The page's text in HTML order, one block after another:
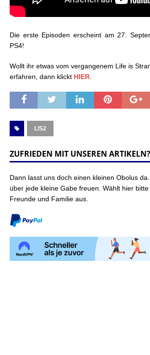
Die erste Episoden erscheint am 27.
PS4!
Wollt ihr etwas vom vergangenem Life is
erfahren, dann klickt HIER
LIS2
ZUFRIEDEN MIT UNSEREN ARTIKELN?
Dann lasst uns doch einen kleinen Obolus
über jede kleine Gabe freuen. Wählt hier
Freunde und Familie aus.